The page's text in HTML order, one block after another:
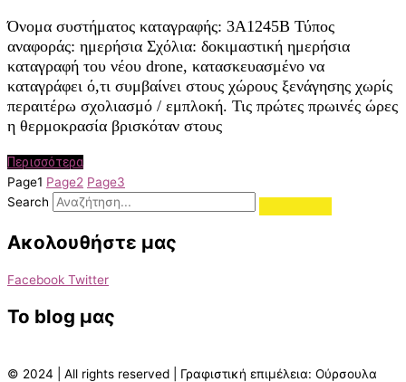
Όνομα συστήματος καταγραφής: 3Α1245Β Τύπος
αναφοράς: ημερήσια Σχόλια: δοκιμαστική ημερήσια
καταγραφή του νέου drone, κατασκευασμένο να
καταγράφει ό,τι συμβαίνει στους χώρους ξενάγησης χωρίς
περαιτέρω σχολιασμό / εμπλοκή. Τις πρώτες πρωινές ώρες
η θερμοκρασία βρισκόταν στους
Περισσότερα
Page1 Page2 Page3
Search
Ακολουθήστε μας
Facebook Twitter
To blog μας
© 2024 | All rights reserved | Γραφιστική επιμέλεια: Ούρσουλα